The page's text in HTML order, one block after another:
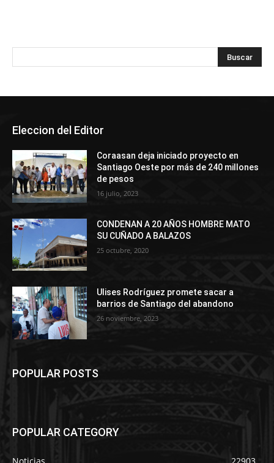
Eleccion del Editor
Coraasan deja iniciado proyecto en
Santiago Oeste por más de 240 millones
de pesos
16 julio, 2023
CONDENAN A 20 AÑOS HOMBRE MATO
SU CUÑADO A BALAZOS
25 octubre, 2020
Ulises Rodríguez promete sacar a
barrios de Santiago del abandono
26 noviembre, 2023
POPULAR POSTS
POPULAR CATEGORY